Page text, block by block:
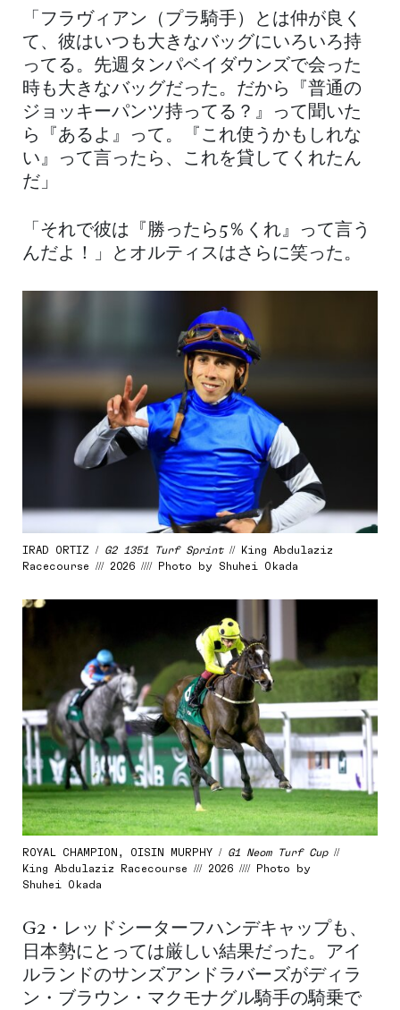
「フラヴィアン（プラ騎手）とは仲が良く
て、彼はいつも大きなバッグにいろいろ持
ってる。先週タンパベイダウンズで会った
時も大きなバッグだった。だから『普通の
ジョッキーパンツ持ってる？』って聞いた
ら『あるよ』って。『これ使うかもしれな
い』って言ったら、これを貸してくれたん
だ」
「それで彼は『勝ったら5％くれ』って言う
んだよ！」とオルティスはさらに笑った。
IRAD ORTIZ / G2 1351 Turf Sprint// King Abdulaziz
Racecourse /// 2026 //// Photo by Shuhei Okada
ROYAL CHAMPION, OISIN MURPHY / G1 Neom Turf Cup//
King Abdulaziz Racecourse /// 2026 //// Photo by
Shuhei Okada
G2・レッドシーターフハンデキャップも、
日本勢にとっては厳しい結果だった。アイ
ルランドのサンズアンドラバーズがディラ
ン・ブラウン・マクモナグル騎手の騎乗で